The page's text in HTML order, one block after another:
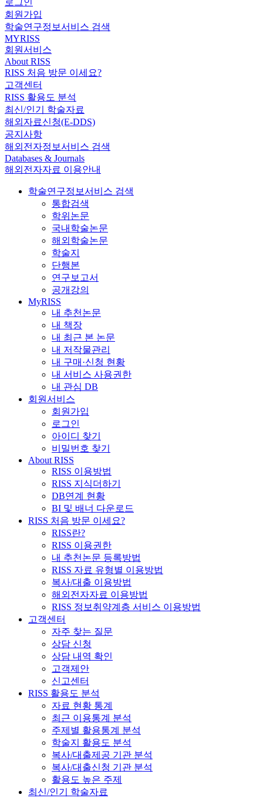
로그인
회원가입
학술연구정보서비스 검색
MYRISS
회원서비스
About RISS
RISS 처음 방문 이세요?
고객센터
RISS 활용도 분석
최신/인기 학술자료
해외자료신청(E-DDS)
공지사항
해외전자정보서비스 검색
Databases & Journals
해외전자자료 이용안내
학술연구정보서비스 검색
통합검색
학위논문
국내학술논문
해외학술논문
학술지
단행본
연구보고서
공개강의
MyRISS
내 추천논문
내 책장
내 최근 본 논문
내 저작물관리
내 구매·신청 현황
내 서비스 사용권한
내 관심 DB
회원서비스
회원가입
로그인
아이디 찾기
비밀번호 찾기
About RISS
RISS 이용방법
RISS 지식더하기
DB연계 현황
BI 및 배너 다운로드
RISS 처음 방문 이세요?
RISS란?
RISS 이용권한
내 추천논문 등록방법
RISS 자료 유형별 이용방법
복사/대출 이용방법
해외전자자료 이용방법
RISS 정보취약계층 서비스 이용방법
고객센터
자주 찾는 질문
상담 신청
상담 내역 확인
고객제안
신고센터
RISS 활용도 분석
자료 현황 통계
최근 이용통계 분석
주제별 활용통계 분석
학술지 활용도 분석
복사/대출제공 기관 분석
복사/대출신청 기관 분석
활용도 높은 주제
최신/인기 학술자료